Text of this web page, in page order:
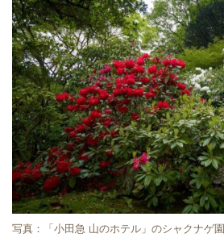
写真：「小田急 山のホテル」のシャクナゲ園